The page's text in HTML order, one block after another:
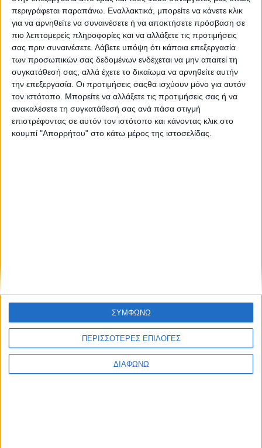
περιγράφεται παραπάνω. Εναλλακτικά, μπορείτε να κάνετε κλικ
για να αρνηθείτε να συναινέσετε ή να αποκτήσετε πρόσβαση σε
πιο λεπτομερείς πληροφορίες και να αλλάξετε τις προτιμήσεις
σας πριν συναινέσετε. Λάβετε υπόψη ότι κάποια επεξεργασία
των προσωπικών σας δεδομένων ενδέχεται να μην απαιτεί τη
συγκατάθεσή σας, αλλά έχετε το δικαίωμα να αρνηθείτε αυτήν
την επεξεργασία. Οι προτιμήσεις σαςθα ισχύουν μόνο για αυτόν
τον ιστότοπο. Μπορείτε να αλλάξετε τις προτιμήσεις σας ή να
ανακαλέσετε τη συγκατάθεσή σας ανά πάσα στιγμή
επιστρέφοντας σε αυτόν τον ιστότοπο και κάνοντας κλικ στο
κουμπί "Απορρήτου" στο κάτω μέρος της ιστοσελίδας.
ΠΕΡΙΣΣΟΤΕΡΕΣ ΕΠΙΛΟΓΕΣ
ΔΙΑΦΩΝΩ
ΣΥΜΦΩΝΩ
Διάλογος για σκέψη πριν αγοράσουμε
Η τοπική ανάπτυξη είναι υπόθεση όλων
Μετά τα πρώτα 50 χρόνια προσκοπισμού στη Θέρμη
Ο ορισμός της τοπικής ανάπτυξης